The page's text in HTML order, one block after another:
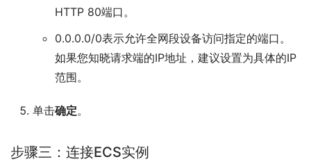
HTTP 80端口。
0.0.0.0/0表示允许全网段设备访问指定的端口。
如果您知晓请求端的IP地址，建议设置为具体的IP
范围。
单击确定。
步骤三：连接ECS实例